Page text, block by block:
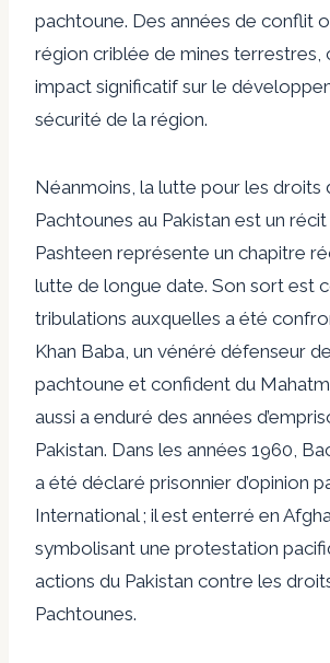
pachtoune. Des années de conflit
région criblée de mines terrestres,
impact significatif sur le
sécurité de la région.
Néanmoins, la lutte pour les droits
Pachtounes au Pakistan est un
Pashteen représente un chapitre
lutte de longue date. Son sort est
tribulations auxquelles a été
Khan Baba, un vénéré défenseur
pachtoune et confident du
aussi a enduré des années
Pakistan. Dans les années 1960,
a été déclaré prisonnier d’opinion
International ; il est enterré en
symbolisant une protestation
actions du Pakistan contre les
Pachtounes.